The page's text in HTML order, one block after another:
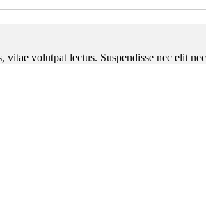
volutpat lectus. Suspendisse nec elit